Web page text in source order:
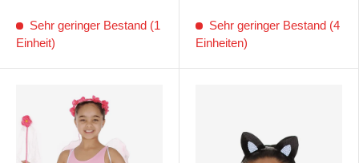
Sehr geringer Bestand (1
Einheit)
Sehr geringer Bestand (4
Einheiten)